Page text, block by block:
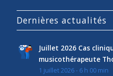
Dernières actualités
Juillet 2026 Cas
musicothérapeute
1 juillet 2026 - 6 h 00 min